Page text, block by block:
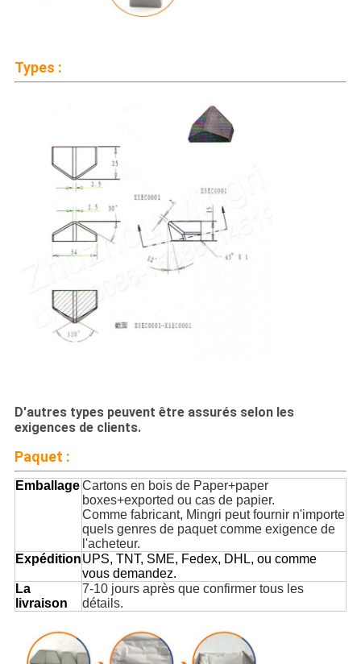
Types :
D'autres types peuvent être assurés selon les
exigences de clients.
Paquet :
EmballageCartons en bois de Paper+paper
boxes+exported ou cas de papier.
Comme fabricant, Mingri peut fournir n'importe
quels genres de paquet comme exigence de
l'acheteur.
ExpéditionUPS, TNT, SME, Fedex, DHL, ou comme
vous demandez.
La
livraison
7-10 jours après que confirmer tous les
détails.